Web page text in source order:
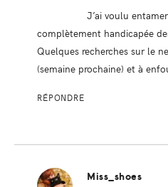
J’ai voulu
complètement handicapée
Quelques recherches sur le
(semaine prochaine) et à
RÉPONDRE
Miss_shoes